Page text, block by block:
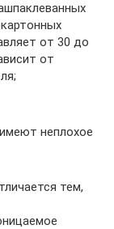
от 30 до
от
неплохое
тем,